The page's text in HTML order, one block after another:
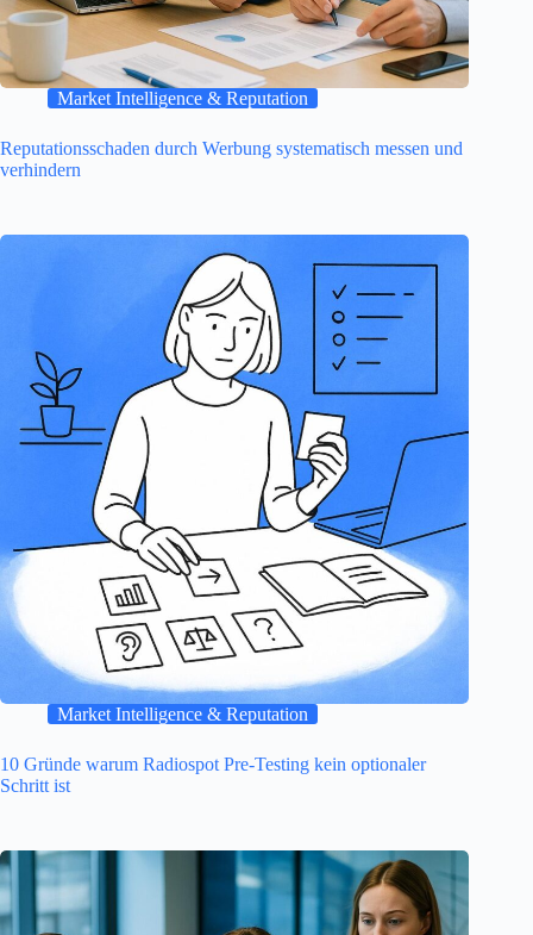
Market Intelligence & Reputation
Reputationsschaden durch Werbung systematisch messen und
verhindern
Market Intelligence & Reputation
10 Gründe warum Radiospot Pre-Testing kein optionaler
Schritt ist